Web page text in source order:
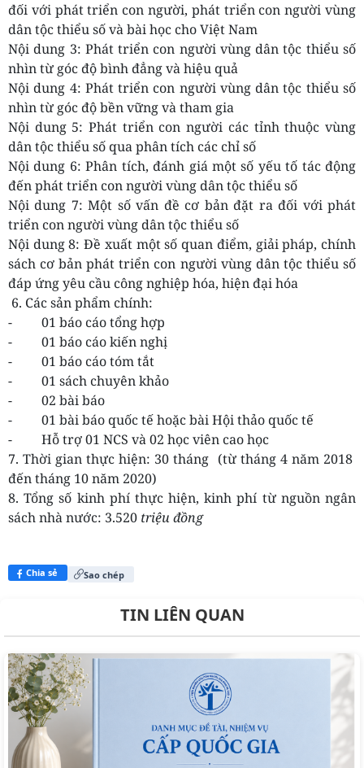
đối với phát triển con người, phát triển con người vùng
dân tộc thiểu số và bài học cho Việt Nam
Nội dung 3: Phát triển con người vùng dân tộc thiểu số
nhìn từ góc độ bình đẳng và hiệu quả
Nội dung 4: Phát triển con người vùng dân tộc thiểu số
nhìn từ góc độ bền vững và tham gia
Nội dung 5: Phát triển con người các tỉnh thuộc vùng
dân tộc thiểu số qua phân tích các chỉ số
Nội dung 6: Phân tích, đánh giá một số yếu tố tác động
đến phát triển con người vùng dân tộc thiểu số
Nội dung 7: Một số vấn đề cơ bản đặt ra đối với phát
triển con người vùng dân tộc thiểu số
Nội dung 8: Đề xuất một số quan điểm, giải pháp, chính
sách cơ bản phát triển con người vùng dân tộc thiểu số
đáp ứng yêu cầu công nghiệp hóa, hiện đại hóa
6. Các sản phẩm chính:
- 01 báo cáo tổng hợp
- 01 báo cáo kiến nghị
- 01 báo cáo tóm tắt
- 01 sách chuyên khảo
- 02 bài báo
- 01 bài báo quốc tế hoặc bài Hội thảo quốc tế
- Hỗ trợ 01 NCS và 02 học viên cao học
7. Thời gian thực hiện: 30 tháng (từ tháng 4 năm 2018
đến tháng 10 năm 2020)
8. Tổng số kinh phí thực hiện, kinh phí từ nguồn ngân
sách nhà nước: 3.520 triệu đồng
Chia sẻ Sao chép
TIN LIÊN QUAN